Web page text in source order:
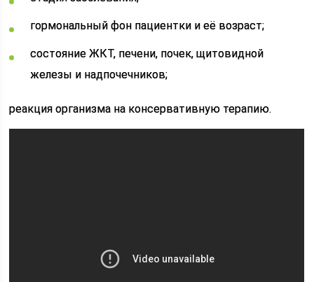
гормональный фон пациентки и её возраст;
состояние ЖКТ, печени, почек, щитовидной
железы и надпочечников;
реакция организма на консервативную терапию.